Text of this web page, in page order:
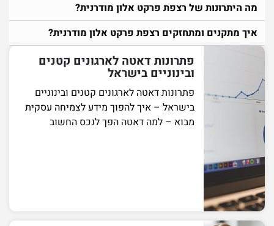
מה היתרונות של רצפת פרקט אלון מודרנית?
איך מתקנים ומתחזקים רצפת פרקט אלון מודרנית?
פתרונות דאטה לארגונים קטנים
ובינוניים בישראל
פתרונות דאטה לארגונים קטנים ובינוניים
בישראל – איך להפוך מידע לצמיחה עסקית
מבוא – למה דאטה הפך לנכס החשוב